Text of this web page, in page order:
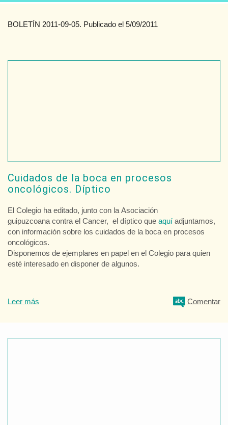
BOLETÍN 2011-09-05. Publicado el 5/09/2011
Cuidados de la boca en procesos
oncológicos. Díptico
El Colegio ha editado, junto con la Asociación
guipuzcoana contra el Cancer, el díptico que aquí adjuntamos,
con información sobre los cuidados de la boca en procesos
oncológicos.
Disponemos de ejemplares en papel en el Colegio para quien
esté interesado en disponer de algunos.
Leer más Comentar